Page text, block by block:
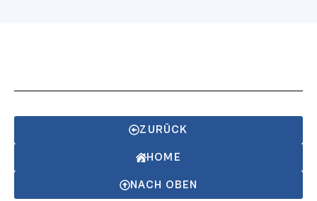
ZURÜCK
HOME
NACH OBEN